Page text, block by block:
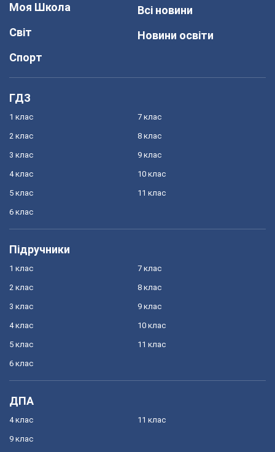
Моя Школа
Світ
Спорт
Всі новини
Новини освіти
ГДЗ
1 клас
2 клас
3 клас
4 клас
5 клас
6 клас
7 клас
8 клас
9 клас
10 клас
11 клас
Підручники
1 клас
2 клас
3 клас
4 клас
5 клас
6 клас
7 клас
8 клас
9 клас
10 клас
11 клас
ДПА
4 клас
9 клас
11 клас